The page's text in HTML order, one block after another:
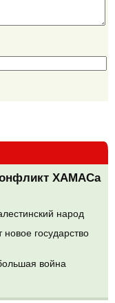
ХАМАСа
народ
новое государство
война